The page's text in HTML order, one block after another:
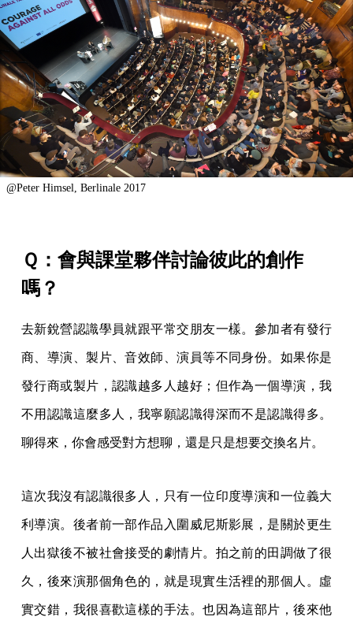
@Peter Himsel, Berlinale 2017
Ｑ：會與課堂夥伴討論彼此的創作
嗎？
去新銳營認識學員就跟平常交朋友一樣。參加者有發行
商、導演、製片、音效師、演員等不同身份。如果你是
發行商或製片，認識越多人越好；但作為一個導演，我
不用認識這麼多人，我寧願認識得深而不是認識得多。
聊得來，你會感受對方想聊，還是只是想要交換名片。
這次我沒有認識很多人，只有一位印度導演和一位義大
利導演。後者前一部作品入圍威尼斯影展，是關於更生
人出獄後不被社會接受的劇情片。拍之前的田調做了很
久，後來演那個角色的，就是現實生活裡的那個人。虛
實交錯，我很喜歡這樣的手法。也因為這部片，後來他